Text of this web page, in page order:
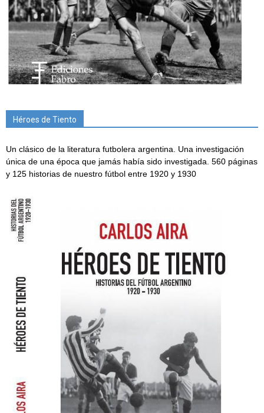
Héroes de Tiento
Un clásico de la literatura futbolera argentina. Una investigación
única de una época que jamás había sido investigada. 560 páginas
y 125 historias de nuestro fútbol entre 1920 y 1930